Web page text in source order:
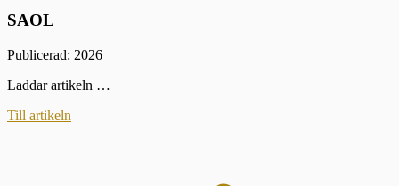
SAOL
Publicerad: 2026
Laddar artikeln …
Till artikeln